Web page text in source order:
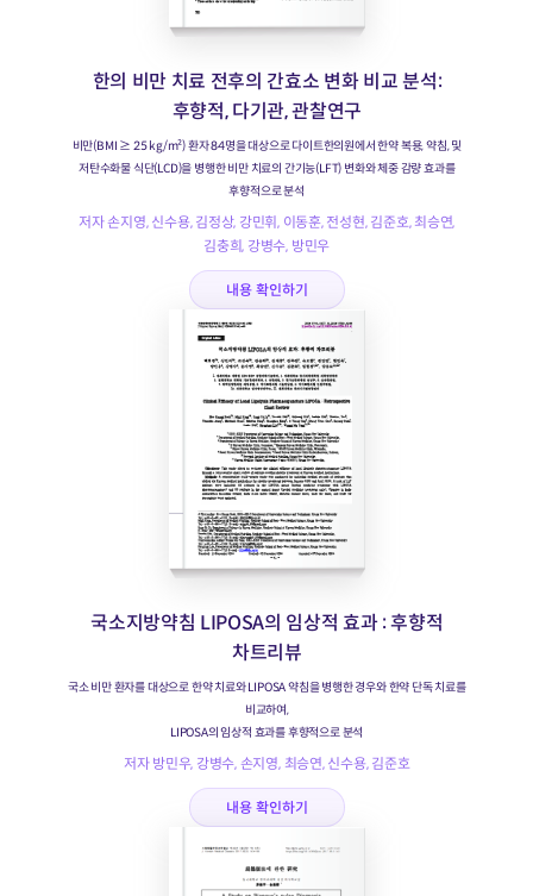
한의 비만 치료 전후의 간효소 변화 비교 분석:
후향적, 다기관, 관찰연구
비만(BMI ≥ 25 kg/m²) 환자 84명을 대상으로 다이트한의원에서 한약 복용, 약침, 및
저탄수화물 식단(LCD)을 병행한 비만 치료의 간기능(LFT) 변화와 체중 감량 효과를
후향적으로 분석
저자 손지영, 신수용, 김정상, 강민휘, 이동훈, 전성현, 김준호, 최승연,
김충희, 강병수, 방민우
내용 확인하기
국소지방약침 LIPOSA의 임상적 효과 : 후향적
차트리뷰
국소 비만 환자를 대상으로 한약 치료와 LIPOSA 약침을 병행한 경우와 한약 단독 치료를
비교하여,
LIPOSA의 임상적 효과를 후향적으로 분석
저자 방민우, 강병수, 손지영, 최승연, 신수용, 김준호
내용 확인하기